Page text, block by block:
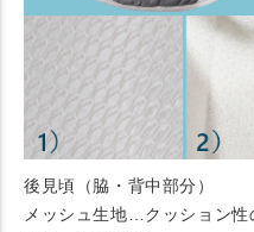
後見頃（脇・背中部分）
メッシュ生地…クッション